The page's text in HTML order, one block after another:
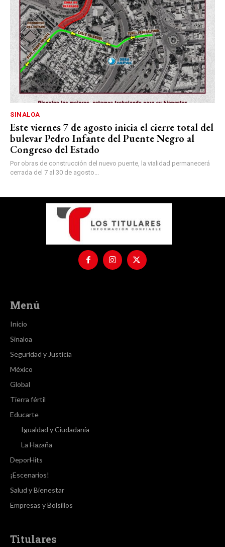
SINALOA
Este viernes 7 de agosto inicia el cierre total del
bulevar Pedro Infante del Puente Negro al
Congreso del Estado
Por obras de construcción del nuevo puente, la vialidad permanecerá
cerrada del 7 al 30 de agosto...
Menú
Inicio
Sinaloa
Seguridad y Justicia
México
Global
Tierra fértil
Educarte
Igualdad y Ciudadanía
La Hazaña
DeporHits
¡Escenarios!
Salud y Bienestar
Empresas y Bolsillos
Titulares